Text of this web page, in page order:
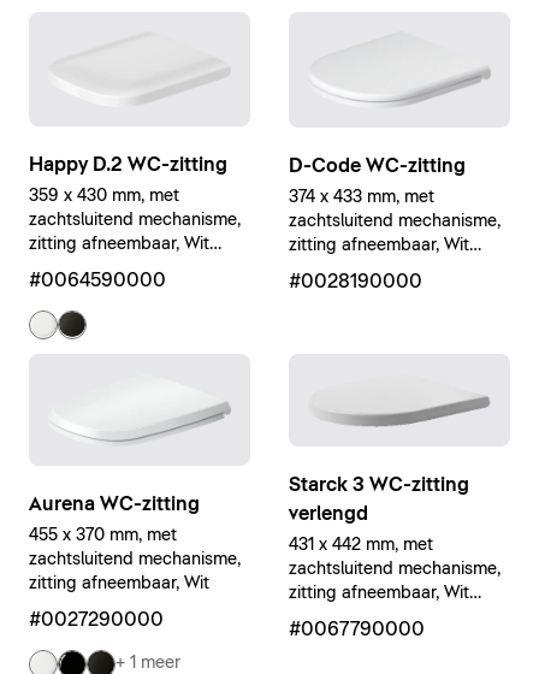
Happy D.2 WC-zitting
359 x 430 mm, met
zachtsluitend mechanisme,
zitting afneembaar, Wit
#0064590000
D-Code WC-zitting
374 x 433 mm, met
zachtsluitend mechanisme,
zitting afneembaar, Wit
Hoogglans
#0028190000
Aurena WC-zitting
455 x 370 mm, met
zachtsluitend mechanisme,
zitting afneembaar, Wit
#0027290000
+ 1 meer
Starck 3 WC-zitting
verlengd
431 x 442 mm, met
zachtsluitend mechanisme,
zitting afneembaar, Wit
Hoogglans
#0067790000